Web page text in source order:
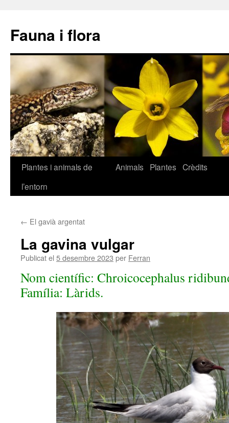
Fauna i flora
Vés
Plantes i animals de
l’entorn
Animals Plantes Crèdits
← El gavià argentat
La gavina vulgar
Publicat el 5 desembre 2023 per Ferran
Nom científic: Chroicocephalus
Família: Làrids.